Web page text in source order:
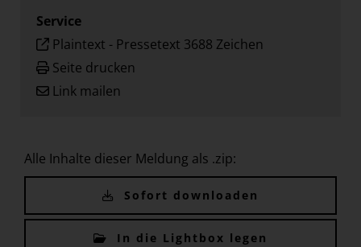
Service
Plaintext - Pressetext 3688 Zeichen
Seite drucken
Link mailen
Alle Inhalte dieser Meldung als .zip:
Sofort downloaden
In die Lightbox legen